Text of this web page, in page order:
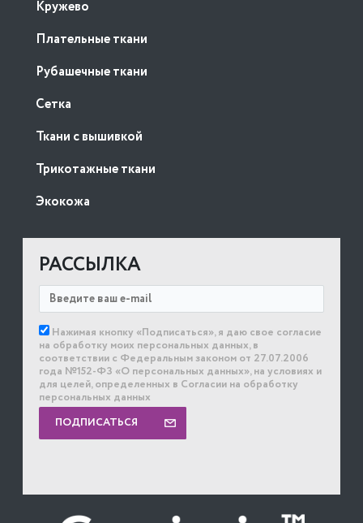
Кружево
Плательные ткани
Рубашечные ткани
Сетка
Ткани с вышивкой
Трикотажные ткани
Экокожа
РАССЫЛКА
Нажимая кнопку «Подписаться», я даю свое согласие
на обработку моих персональных данных, в
соответствии с Федеральным законом от 27.07.2006
года №152-ФЗ «О персональных данных», на условиях и
для целей, определенных в Согласии на обработку
персональных данных
ПОДПИСАТЬСЯ